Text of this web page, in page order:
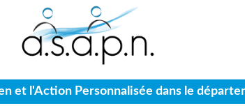
et l'Action Personnalisée dans le